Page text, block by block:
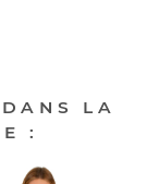
LA
: